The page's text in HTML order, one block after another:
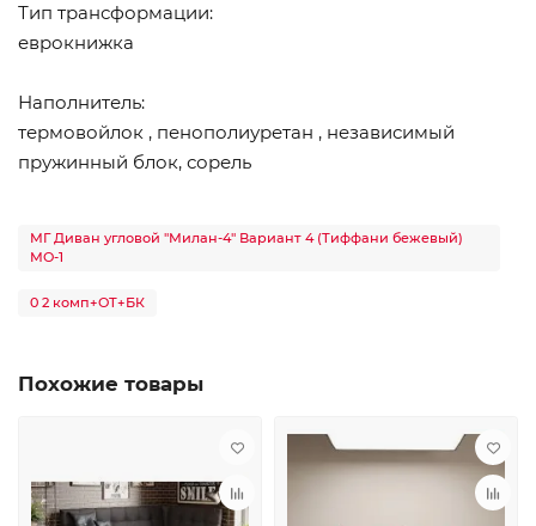
Тип трансформации:
еврокнижка
Наполнитель:
термовойлок , пенополиуретан , независимый
пружинный блок, сорель
МГ Диван угловой "Милан-4" Вариант 4 (Тиффани бежевый)
МО-1
0 2 комп+ОТ+БК
Похожие товары